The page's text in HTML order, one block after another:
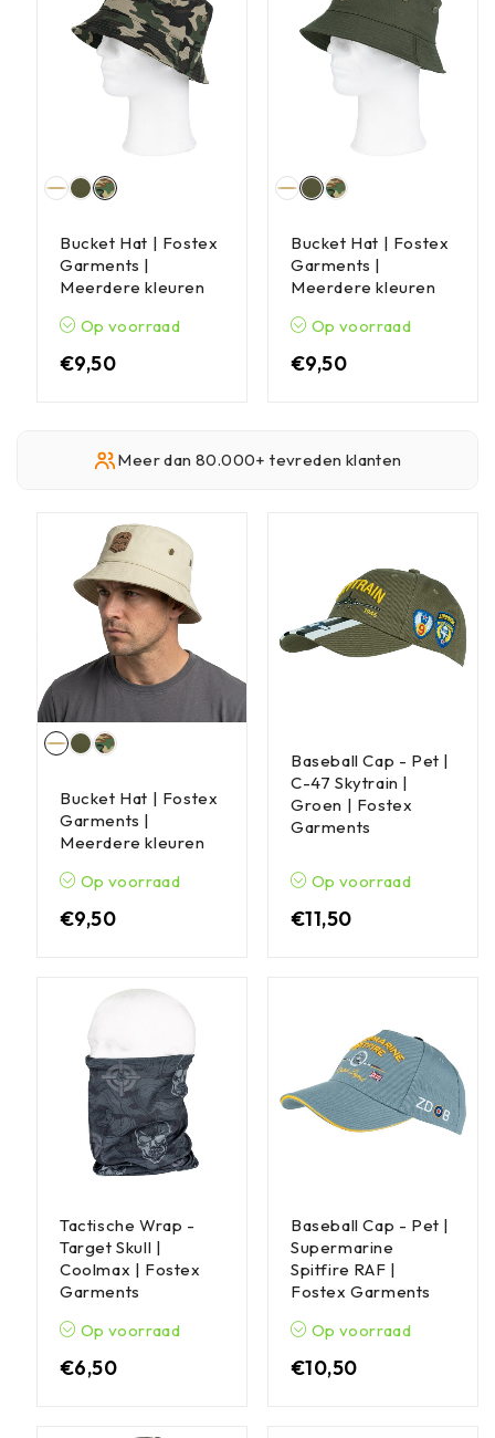
Bucket Hat | Fostex
Garments |
Meerdere kleuren
Op voorraad
€9,50
Bucket Hat | Fostex
Garments |
Meerdere kleuren
Op voorraad
€9,50
Meer dan 80.000+ tevreden klanten
Bucket Hat | Fostex
Garments |
Meerdere kleuren
Op voorraad
€9,50
Baseball Cap - Pet |
C-47 Skytrain |
Groen | Fostex
Garments
Op voorraad
€11,50
Tactische Wrap -
Target Skull |
Coolmax | Fostex
Garments
Op voorraad
€6,50
Baseball Cap - Pet |
Supermarine
Spitfire RAF |
Fostex Garments
Op voorraad
€10,50